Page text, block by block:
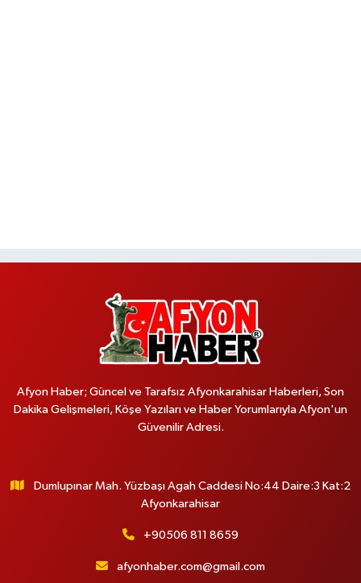
Afyon Haber; Güncel ve Tarafsız Afyonkarahisar Haberleri, Son
Dakika Gelişmeleri, Köşe Yazıları ve Haber Yorumlarıyla Afyon'un
Güvenilir Adresi.
Dumlupınar Mah. Yüzbaşı Agah Caddesi No:44 Daire:3 Kat:2
Afyonkarahisar
+90506 811 8659
afyonhaber.com@gmail.com